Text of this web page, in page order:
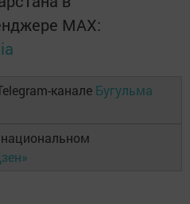
MАХ:
канале Бугульма